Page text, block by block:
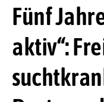
Fünf
aktiv“: